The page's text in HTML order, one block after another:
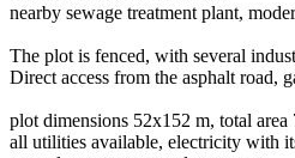
nearby sewage treatment plant,
The plot is fenced, with several
Direct access from the asphalt road,
plot dimensions 52x152 m, total area
all utilities available, electricity with